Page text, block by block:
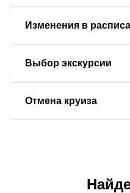
Изменения в
Выбор экскурсии
Отмена круиза